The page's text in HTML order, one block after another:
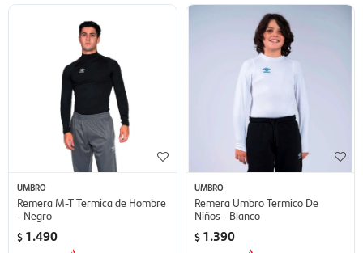
UMBRO
Remera M-T Termica de Hombre
- Negro
$ 1.490
UMBRO
Remera Umbro Termico De
Niños - Blanco
$ 1.390